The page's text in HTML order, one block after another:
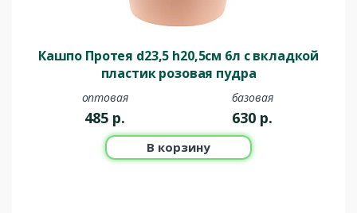
Кашпо Протея d23,5 h20,5см 6л с вкладкой
пластик розовая пудра
оптовая
485 р.
базовая
630 р.
В корзину